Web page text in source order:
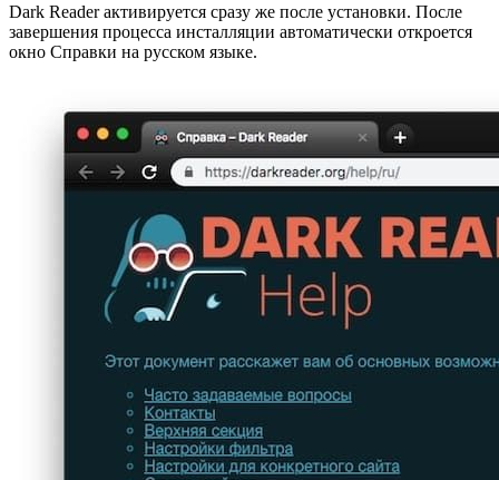
Dark Reader активируется сразу же после установки. После
завершения процесса инсталляции автоматически откроется
окно Справки на русском языке.